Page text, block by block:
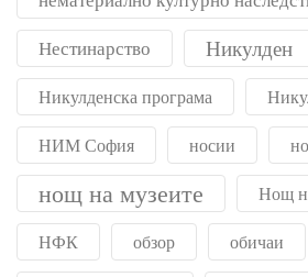
Нестинарство Никулден
Никулденска програма
НИМ София носии
нощ на музеите Нощ
НФК обзор обичаи